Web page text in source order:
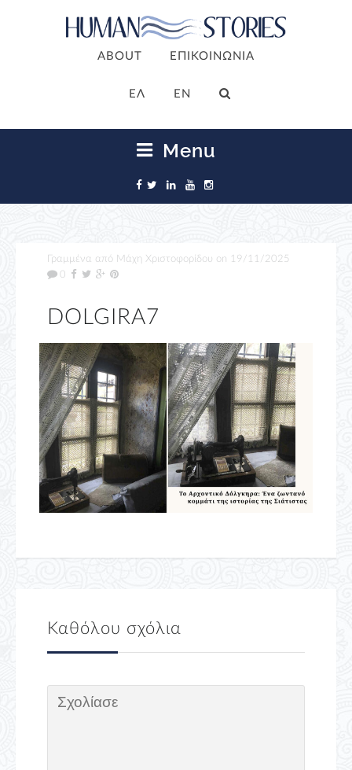
ABOUT ΕΠΙΚΟΙΝΩΝΙΑ
ΕΛ EN
Menu
Γραμμένα από Μάχη Χριστοφορίδου on 19/11/2025
0
DOLGIRA7
Καθόλου σχόλια